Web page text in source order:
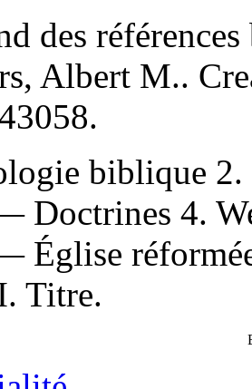
des
Albert M..
.
biblique
Doctrines 4.
Église
Titre.